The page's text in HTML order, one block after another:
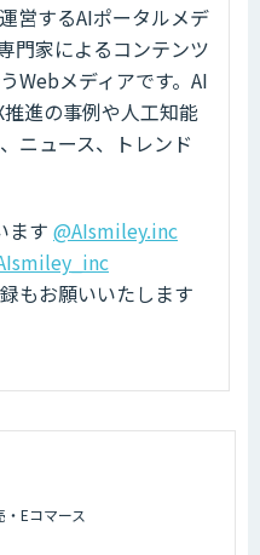
営するAIポータルメデ
門家によるコンテンツ
Webメディアです。AI
進の事例や人工知能
ニュース、トレンド
ます @AIsmiley.inc
もお願いいたします
Eコマース